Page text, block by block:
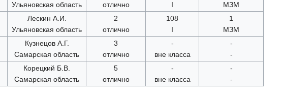
Ульяновская область
отлично
I
МЗМ
Лескин А.И.
Ульяновская область
2
отлично
108
I
1
МЗМ
Кузнецов А.Г.
Самарская область
3
отлично
-
вне класса
-
-
Корецкий Б.В.
Самарская область
5
отлично
-
вне класса
-
-